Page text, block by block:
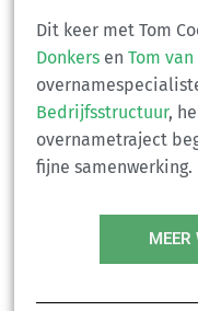
Dit keer met Tom
Donkers en Tom
Bedrijfsstructuur,
overnametraject
fijne samenwerking.